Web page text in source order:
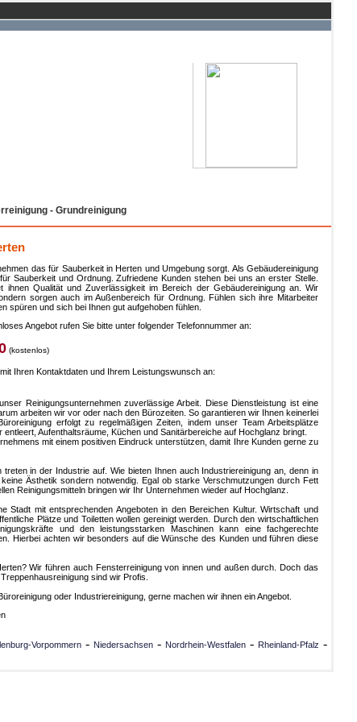
- Grundreinigung
das für Sauberkeit in Herten und Umgebung sorgt. Als Gebäudereinigung
Sauberkeit und Ordnung. Zufriedene Kunden stehen bei uns an erster Stelle.
ihnen Qualität und Zuverlässigkeit im Bereich der Gebäudereinigung an. Wir
sorgen auch im Außenbereich für Ordnung. Fühlen sich ihre Mitarbeiter
spüren und sich bei Ihnen gut aufgehoben fühlen.
Angebot rufen Sie bitte unter folgender Telefonnummer an:
(kostenlos)
Ihren Kontaktdaten und Ihrem Leistungswunsch an:
Reinigungsunternehmen zuverlässige Arbeit. Diese Dienstleistung ist eine
arbeiten wir vor oder nach den Bürozeiten. So garantieren wir Ihnen keinerlei
erfolgt zu regelmäßigen Zeiten, indem unser Team Arbeitsplätze
entleert, Aufenthaltsräume, Küchen und Sanitärbereiche auf Hochglanz bringt.
mit einem positiven Eindruck unterstützen, damit Ihre Kunden gerne zu
treten in der Industrie auf. Wie bieten Ihnen auch Industriereinigung an, denn in
Ästhetik sondern notwendig. Egal ob starke Verschmutzungen durch Fett
Reinigungsmitteln bringen wir Ihr Unternehmen wieder auf Hochglanz.
Stadt mit entsprechenden Angeboten in den Bereichen Kultur. Wirtschaft und
Plätze und Toiletten wollen gereinigt werden. Durch den wirtschaftlichen
und den leistungsstarken Maschinen kann eine fachgerechte
Hierbei achten wir besonders auf die Wünsche des Kunden und führen diese
Wir führen auch Fensterreinigung von innen und außen durch. Doch das
sind wir Profis.
oder Industriereinigung, gerne machen wir ihnen ein Angebot.
Vorpommern- Niedersachsen- Nordrhein-Westfalen- Rheinland-Pfalz -